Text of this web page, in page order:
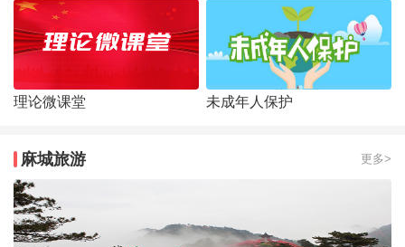
理论微课堂 未成年人保护
麻城旅游 更多>